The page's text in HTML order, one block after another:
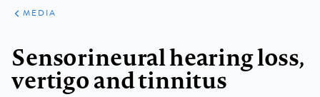
ARTIKELEN
VARIA
MEDIA
Sensorineural hearing loss,
vertigo and tinnitus